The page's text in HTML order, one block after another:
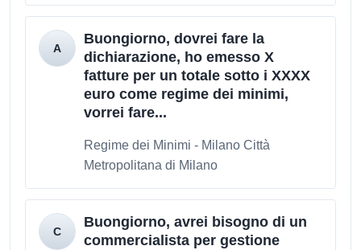
Buongiorno, dovrei fare la
dichiarazione, ho emesso X
fatture per un totale sotto i XXXX
euro come regime dei minimi,
vorrei fare...
Regime dei Minimi - Milano Città
Metropolitana di Milano
Buongiorno, avrei bisogno di un
commercialista per gestione